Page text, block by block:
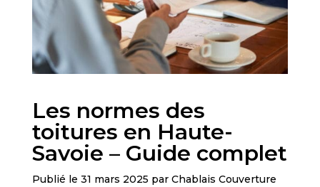
Les normes des
toitures en Haute-
Savoie – Guide complet
Publié le 31 mars 2025 par Chablais Couverture